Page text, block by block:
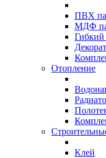
ПВХ
МДФ
Отопление
Клей